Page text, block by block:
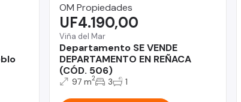
OM Propiedades
Viña del Mar
Departamento SE VENDE
DEPARTAMENTO EN REÑACA
(CÓD. 506)
UF4.190,00
97 m2 3 1